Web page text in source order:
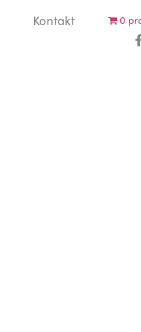
Kontakt 0